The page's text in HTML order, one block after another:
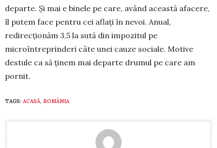
departe. Și mai e binele pe care, având această afacere,
îl putem face pentru cei aflați în nevoi. Anual,
redirecționăm 3,5 la sută din impozitul pe
microîntreprinderi câte unei cauze sociale. Motive
destule ca să ținem mai departe drumul pe care am
pornit.
TAGS: ACASĂ, ROMÂNIA